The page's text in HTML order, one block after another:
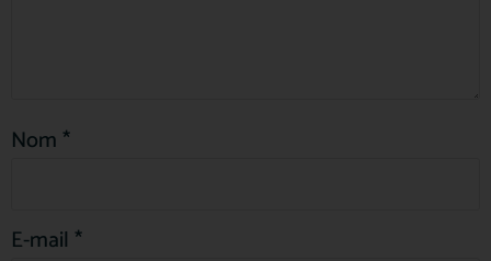
Nom *
E-mail *